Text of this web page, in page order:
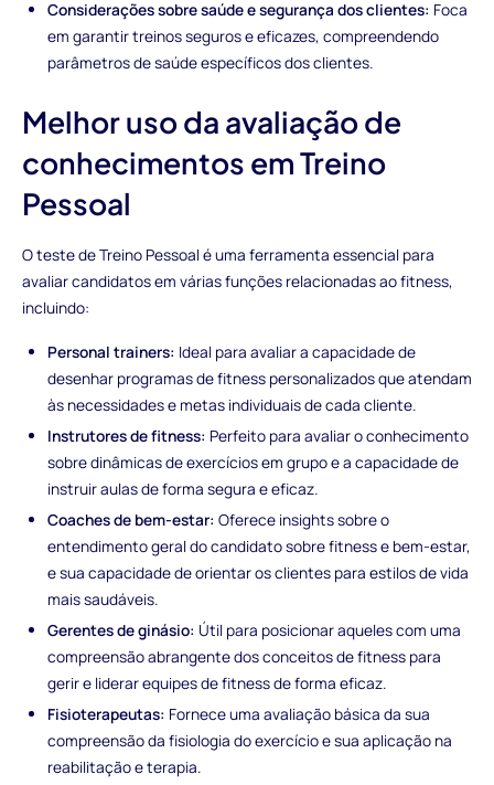
Considerações sobre saúde e segurança dos clientes: Foca
em garantir treinos seguros e eficazes, compreendendo
parâmetros de saúde específicos dos clientes.
Melhor uso da avaliação de
conhecimentos em Treino
Pessoal
O teste de Treino Pessoal é uma ferramenta essencial para
avaliar candidatos em várias funções relacionadas ao fitness,
incluindo:
Personal trainers: Ideal para avaliar a capacidade de
desenhar programas de fitness personalizados que atendam
às necessidades e metas individuais de cada cliente.
Instrutores de fitness: Perfeito para avaliar o conhecimento
sobre dinâmicas de exercícios em grupo e a capacidade de
instruir aulas de forma segura e eficaz.
Coaches de bem-estar: Oferece insights sobre o
entendimento geral do candidato sobre fitness e bem-estar,
e sua capacidade de orientar os clientes para estilos de vida
mais saudáveis.
Gerentes de ginásio: Útil para posicionar aqueles com uma
compreensão abrangente dos conceitos de fitness para
gerir e liderar equipes de fitness de forma eficaz.
Fisioterapeutas: Fornece uma avaliação básica da sua
compreensão da fisiologia do exercício e sua aplicação na
reabilitação e terapia.